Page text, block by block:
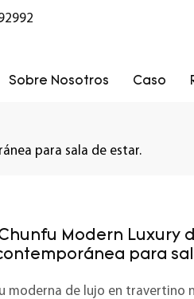
Sobre Nosotros Caso
para sala de estar.
Modern
para
moderna de lujo en